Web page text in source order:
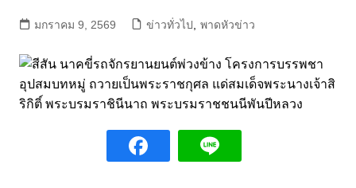
มกราคม 9, 2569 ข่าวทั่วไป พาดหัวข่าว